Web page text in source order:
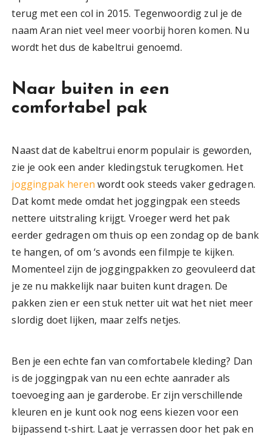
terug met een col in 2015. Tegenwoordig zul je de
naam Aran niet veel meer voorbij horen komen. Nu
wordt het dus de kabeltrui genoemd.
Naar buiten in een
comfortabel pak
Naast dat de kabeltrui enorm populair is geworden,
zie je ook een ander kledingstuk terugkomen. Het
joggingpak heren wordt ook steeds vaker gedragen.
Dat komt mede omdat het joggingpak een steeds
nettere uitstraling krijgt. Vroeger werd het pak
eerder gedragen om thuis op een zondag op de bank
te hangen, of om ‘s avonds een filmpje te kijken.
Momenteel zijn de joggingpakken zo geovuleerd dat
je ze nu makkelijk naar buiten kunt dragen. De
pakken zien er een stuk netter uit wat het niet meer
slordig doet lijken, maar zelfs netjes.
Ben je een echte fan van comfortabele kleding? Dan
is de joggingpak van nu een echte aanrader als
toevoeging aan je garderobe. Er zijn verschillende
kleuren en je kunt ook nog eens kiezen voor een
bijpassend t-shirt. Laat je verrassen door het pak en